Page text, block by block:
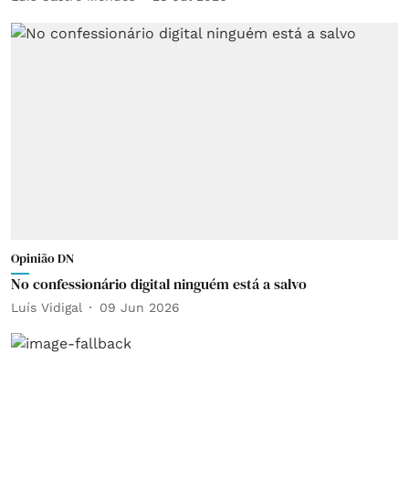
Opinião DN
No confessionário digital ninguém está a salvo
Luís Vidigal 09 Jun 2026